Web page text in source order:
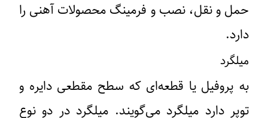
حمل و نقل، نصب و فرمینگ محصولات آهنی را
دارد.
میلگرد
به پروفیل یا قطعه‌ای که سطح مقطعی دایره و
توپر دارد میلگرد می‌گویند. میلگرد در دو نوع